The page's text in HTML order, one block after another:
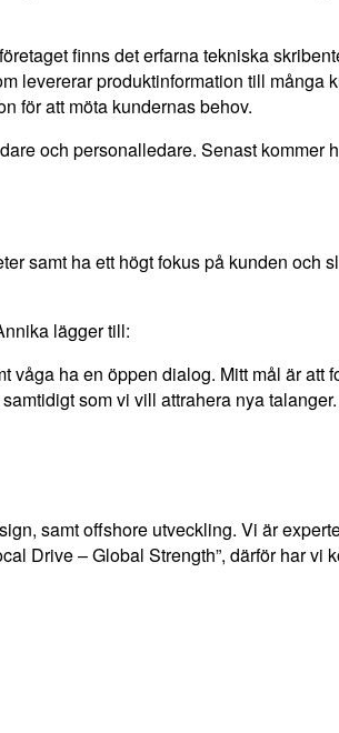
finns det erfarna tekniska
levererar produktinformation till många
för att möta kundernas behov.
och personalledare. Senast kommer
samt ha ett högt fokus på kunden och
lägger till:
ha en öppen dialog. Mitt mål är att
som vi vill attrahera nya talanger.
samt offshore utveckling. Vi är
Drive – Global Strength”, därför har vi